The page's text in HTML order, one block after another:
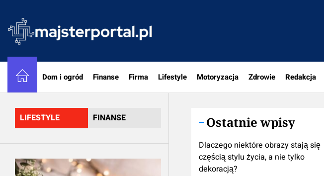
the
content
Dom i ogród Finanse Firma Lifestyle Motoryzacja Zdrowie Redakcja
LIFESTYLE FINANSE Ostatnie wpisy
Dlaczego niektóre obrazy stają się
częścią stylu życia, a nie tylko
dekoracją?